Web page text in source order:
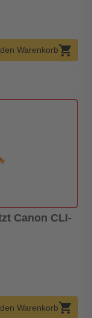
Warenkorbshopping_cart
Canon CLI-
Warenkorbshopping_cart